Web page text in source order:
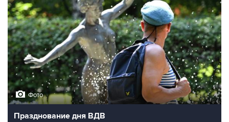
Фото
Празднование дня ВДВ